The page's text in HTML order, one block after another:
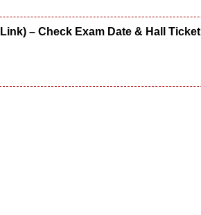
– Check Exam Date & Hall Ticket